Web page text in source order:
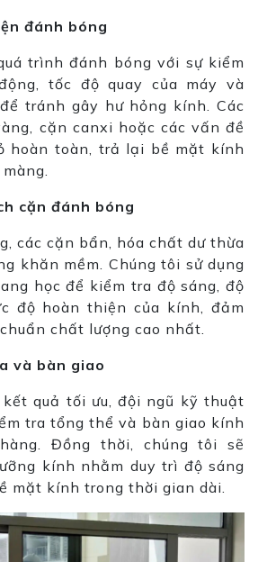
đánh bóng
trình đánh bóng với sự kiểm
tốc độ quay của máy và
tránh gây hư hỏng kính. Các
cặn canxi hoặc các vấn đề
hoàn toàn, trả lại bề mặt kính
cặn đánh bóng
các cặn bẩn, hóa chất dư thừa
khăn mềm. Chúng tôi sử dụng
học để kiểm tra độ sáng, độ
độ hoàn thiện của kính, đảm
chất lượng cao nhất.
và bàn giao
quả tối ưu, đội ngũ kỹ thuật
tra tổng thể và bàn giao kính
Đồng thời, chúng tôi sẽ
kính nhằm duy trì độ sáng
mặt kính trong thời gian dài.